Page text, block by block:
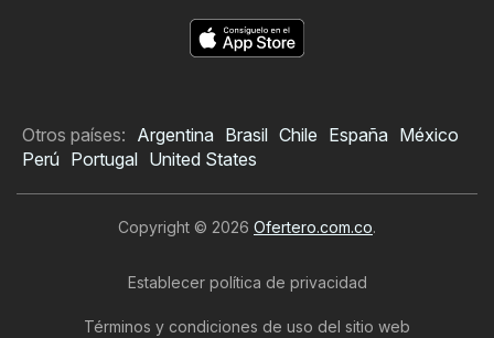
Otros países: Argentina Brasil Chile España México
Perú Portugal United States
Copyright © 2026 Ofertero.com.co.
Establecer política de privacidad
Términos y condiciones de uso del sitio web